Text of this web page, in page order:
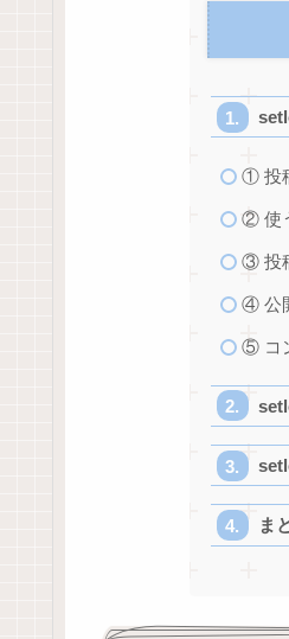
① 投
② 使
③ 投
④ 公
⑤ コ
ま